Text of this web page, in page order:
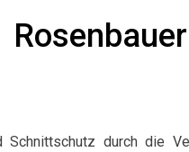
durch die